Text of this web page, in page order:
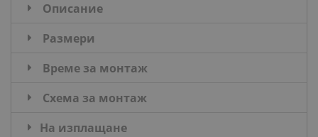
Описание
Размери
Време за монтаж
Схема за монтаж
На изплащане